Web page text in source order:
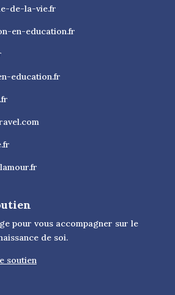
de-la-vie.fr
en-education.fr
education.fr
pour vous accompagner sur le
de soi.
soutien